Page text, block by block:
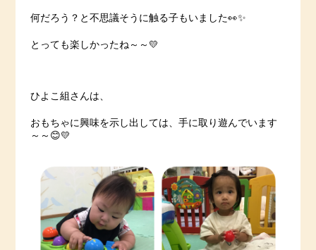
何だろう？と不思議そうに触る子もいました👀✨
とっても楽しかったね～～💛
ひよこ組さんは、
おもちゃに興味を示し出しては、手に取り遊んでいます
～～😊💛